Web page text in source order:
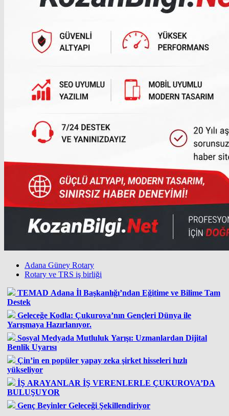
Adana Güney Rotary
Rotary ve TRS iş birliği
TEMAD Adana İl Başkanlığı’ndan Eğitime ve Bilime Tam
Destek
Geleceğe Kodla: Çukurova’nın Gençleri Dünya ile
Yarışmaya Hazırlanıyor.
Sosyal Medyada Mutluluk Yarışı: Uzmanlardan Dijital
Benlik Uyarısı
Çin’in en popüler yapay zeka şirket hisseleri hızlı
yükseliyor
İŞ ARAYANLAR İŞ VERENLERLE ÇUKUROVA’DA
BULUŞUYOR
Genç Beyinler Geleceği Şekillendiriyor